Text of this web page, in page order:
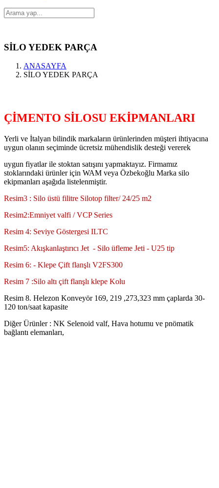
SİLO YEDEK PARÇA
ANASAYFA
SİLO YEDEK PARÇA
ÇİMENTO SİLOSU EKİPMANLARI
Yerli ve İtalyan bilindik markaların ürünlerinden müşteri ihtiyacına
uygun olanın seçiminde ücretsiz mühendislik desteği vererek
uygun fiyatlar ile stoktan satışını yapmaktayız. Firmamız
stoklarındaki ürünler için WAM veya Özbekoğlu Marka silo
ekipmanları aşağıda listelenmiştir.
Resim3 : Silo üstü filitre Silotop filter/ 24/25 m2
Resim2:Emniyet valfi / VCP Series
Resim 4: Seviye Göstergesi ILTC
Resim5: Akışkanlaştırıcı Jet - Silo üfleme Jeti - U25 tip
Resim 6: - Klepe Çift flanşlı V2FS300
Resim 7 :Silo altı çift flanşlı klepe Kolu
Resim 8. Helezon Konveyör 169, 219 ,273,323 mm çaplarda 30-
120 ton/saat kapasite
Diğer Ürünler : NK Selenoid valf, Hava hotumu ve pnömatik
bağlantı elemanları,